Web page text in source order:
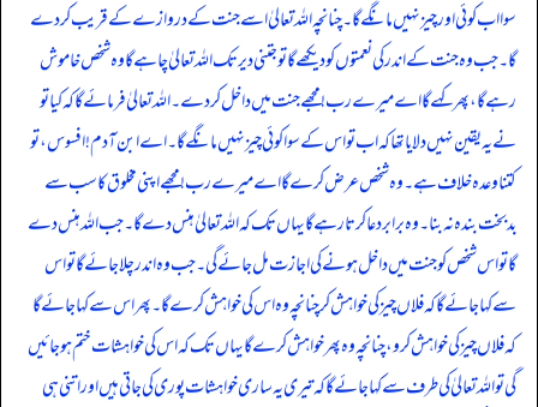
سوا اب کوئی اور چیز نہیں مانگے گا۔ چنانچہ اللہ تعالیٰ اسے جنت کے دروازے کے قریب کر دے
گا۔ جب وہ جنت کے اندر کی نعمتوں کو دیکھے گا تو جتنی دیر تک اللہ تعالیٰ چاہے گا وہ شخص خاموش
رہے گا، پھر کہے گا اے میرے رب! مجھے جنت میں داخل کر دے۔ اللہ تعالیٰ فرمائے گا کہ کیا تو
نے یہ یقین نہیں دلایا تھا کہ اب تو اس کے سوا کوئی چیز نہیں مانگے گا۔ اے ابن آدم! افسوس، تو
کتنا وعدہ خلاف ہے۔ وہ شخص عرض کرے گا اے میرے رب! مجھے اپنی مخلوق کا سب سے
بدبخت بندہ نہ بنا۔ وہ برابر دعا کرتا رہے گا یہاں تک کہ اللہ تعالیٰ ہنس دے گا۔ جب اللہ ہنس دے
گا تو اس شخص کو جنت میں داخل ہونے کی اجازت مل جائے گی۔ جب وہ اندر چلا جائے گا تو اس
سے کہا جائے گا کہ فلاں چیز کی خواہش کر چنانچہ وہ اس کی خواہش کرے گا۔ پھر اس سے کہا جائے گا
کہ فلاں چیز کی خواہش کرو، چنانچہ وہ پھر خواہش کرے گا یہاں تک کہ اس کی خواہشات ختم ہو جائیں
گی تو اللہ تعالیٰ کی طرف سے کہا جائے گا کہ تیری یہ ساری خواہشات پوری کی جاتی ہیں اور اتنی ہی